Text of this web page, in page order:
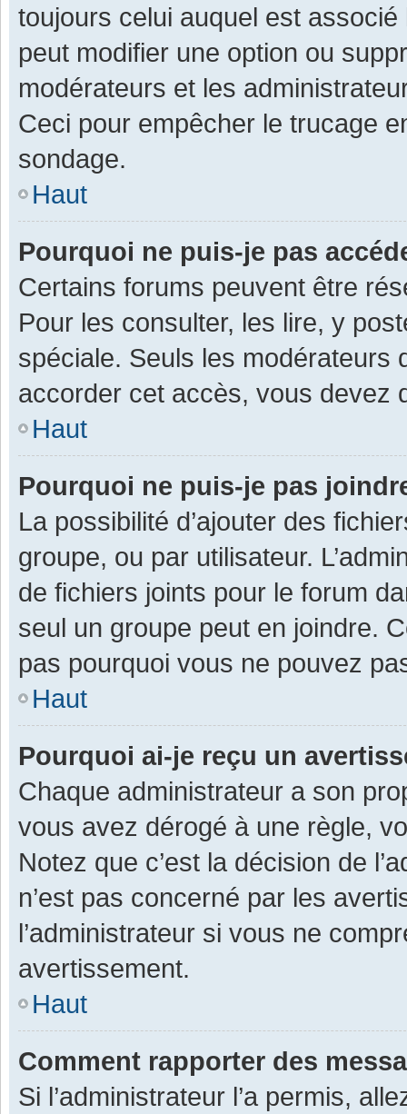
toujours celui auquel est associé
peut modifier une option ou
modérateurs et les
Ceci pour empêcher le trucage
sondage.
Haut
Pourquoi ne puis-je pas
Certains forums peuvent être
Pour les consulter, les lire, y
spéciale. Seuls les modérateurs
accorder cet accès, vous devez
Haut
Pourquoi ne puis-je pas
La possibilité d’ajouter des
groupe, ou par utilisateur.
de fichiers joints pour le forum
seul un groupe peut en joindre.
pas pourquoi vous ne pouvez
Haut
Pourquoi ai-je reçu un
Chaque administrateur a son
vous avez dérogé à une règle,
Notez que c’est la décision de
n’est pas concerné par les
l’administrateur si vous ne
avertissement.
Haut
Comment rapporter des
Si l’administrateur l’a permis,